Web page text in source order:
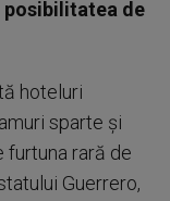
de
hoteluri
sparte şi
furtuna rară de
Guerrero,